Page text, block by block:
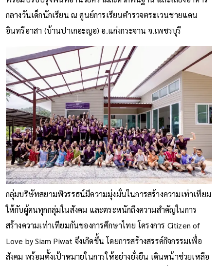
กลางวันเด็กนักเรียน ณ ศูนย์การเรียนตำรวจตระเวนชายแดน
อินทรีอาสา (บ้านปาเกอะญอ) อ.แก่งกระจาน จ.เพชรบุรี
กลุ่มบริษัทสยามพิวรรธน์มีความมุ่งมั่นในการสร้างความเท่าเทียม
ให้กับผู้คนทุกกลุ่มในสังคม และตระหนักถึงความสำคัญในการ
สร้างความเท่าเทียมกันของการศึกษาไทย โครงการ Citizen of
Love by Siam Piwat จึงเกิดขึ้น โดยการสร้างสรรค์กิจกรรมเพื่อ
สังคม พร้อมตั้งเป้าหมายในการให้อย่างยั่งยืน เดินหน้าช่วยเหลือ